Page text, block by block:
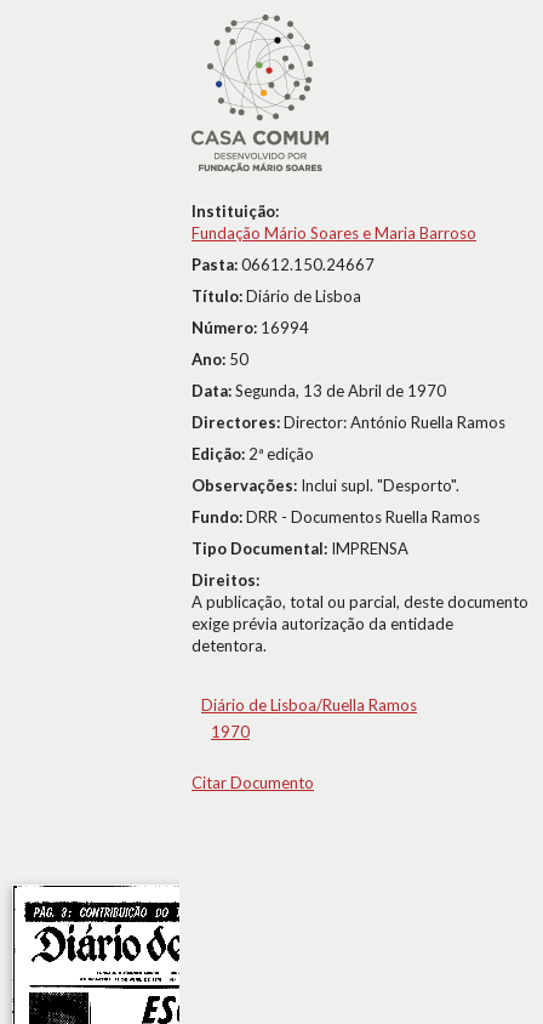
Instituição:
Fundação Mário Soares e Maria Barroso
Pasta:06612.150.24667
Título:Diário de Lisboa
Número: 16994
Ano: 50
Data:Segunda, 13 de Abril de 1970
Directores:Director: António Ruella Ramos
Edição: 2ª edição
Observações: Inclui supl. "Desporto".
Fundo:DRR - Documentos Ruella Ramos
Tipo Documental: IMPRENSA
Direitos:
A publicação, total ou parcial, deste documento
exige prévia autorização da entidade
detentora.
Diário de Lisboa/Ruella Ramos
1970
Citar Documento